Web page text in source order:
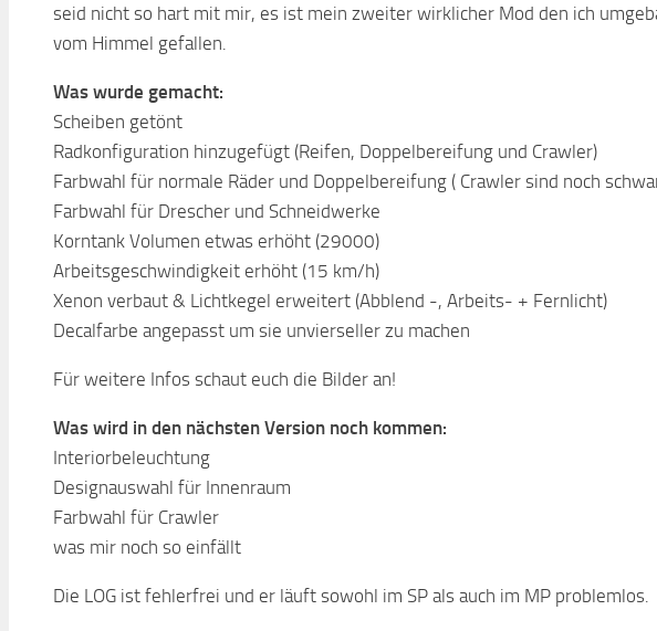
seid nicht so hart mit mir, es ist mein zweiter wirklicher Mod den ich
vom Himmel gefallen.
Was wurde gemacht:
Scheiben getönt
Radkonfiguration hinzugefügt (Reifen, Doppelbereifung und Crawler)
Farbwahl für normale Räder und Doppelbereifung ( Crawler sind noch
Farbwahl für Drescher und Schneidwerke
Korntank Volumen etwas erhöht (29000)
Arbeitsgeschwindigkeit erhöht (15 km/h)
Xenon verbaut & Lichtkegel erweitert (Abblend -, Arbeits- + Fernlicht)
Decalfarbe angepasst um sie unvierseller zu machen
Für weitere Infos schaut euch die Bilder an!
Was wird in den nächsten Version noch kommen:
Interiorbeleuchtung
Designauswahl für Innenraum
Farbwahl für Crawler
was mir noch so einfällt
Die LOG ist fehlerfrei und er läuft sowohl im SP als auch im MP problemlos.